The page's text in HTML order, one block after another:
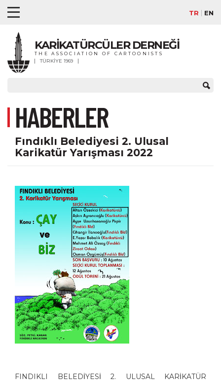
TR EN
KARİKATÜRCÜLER DERNEĞİ
THE ASSOCIATION OF CARTOONISTS
TÜRKİYE 1969
HABERLER
Fındıklı Belediyesi 2. Ulusal
Karikatür Yarışması 2022
FINDIKLI BELEDİYESİ 2. ULUSAL KARİKATÜR